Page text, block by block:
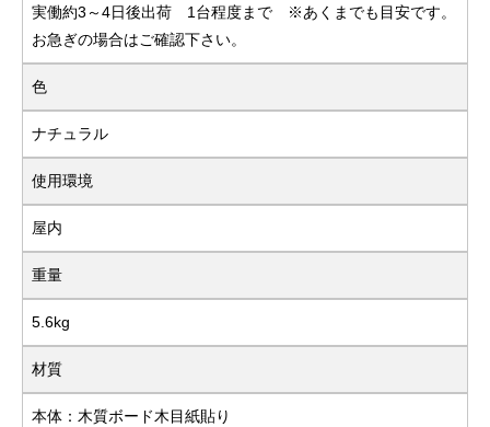
実働約3～4日後出荷 1台程度まで ※あくまでも目安です。
お急ぎの場合はご確認下さい。
色
ナチュラル
使用環境
屋内
重量
5.6kg
材質
本体：木質ボード木目紙貼り